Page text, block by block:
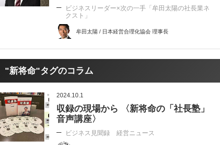
ビジネスリーダー×次の一手「牟田太陽の社長業ネ
クスト」
牟田太陽 / 日本経営合理化協会 理事長
"新将命"タグのコラム
2024.10.1
収録の現場から 〈新将命の「社長塾」
音声講座〉
ビジネス見聞録 経営ニュース